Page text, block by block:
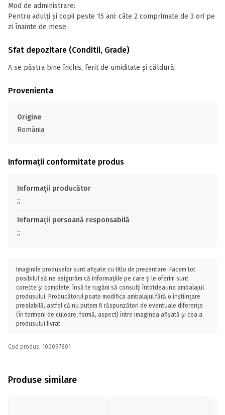
Mod de administrare:
Pentru adulți și copii peste 15 ani: câte 2 comprimate de 3 ori pe
zi înainte de mese.
Sfat depozitare (Conditii, Grade)
A se păstra bine închis, ferit de umiditate și căldură.
Provenienta
Origine
România
Informații conformitate produs
Informații producător
;;
Informații persoană responsabilă
;;
Imaginile produselor sunt afișate cu titlu de prezentare. Facem tot
posibilul să ne asigurăm că informațiile pe care ți le oferim sunt
corecte și complete, însă te rugăm să consulți întotdeauna ambalajul
produsului. Producătorul poate modifica ambalajul fără o înștiințare
prealabilă, astfel că nu putem fi răspunzători de eventuale diferențe
(în termeni de culoare, formă, aspect) între imaginea afișată și cea a
produsului livrat.
Cod produs: 100097801
Produse similare